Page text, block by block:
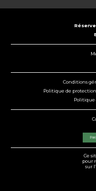
Conditions
Politique de
Politique
Ce
pour
sur